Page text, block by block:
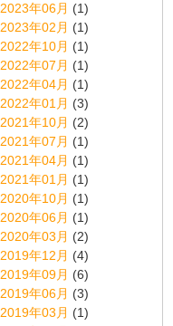
2023年06月 (1)
2023年02月 (1)
2022年10月 (1)
2022年07月 (1)
2022年04月 (1)
2022年01月 (3)
2021年10月 (2)
2021年07月 (1)
2021年04月 (1)
2021年01月 (1)
2020年10月 (1)
2020年06月 (1)
2020年03月 (2)
2019年12月 (4)
2019年09月 (6)
2019年06月 (3)
2019年03月 (1)